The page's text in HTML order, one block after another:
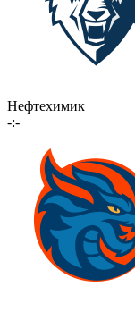
Нефтехимик
-:-